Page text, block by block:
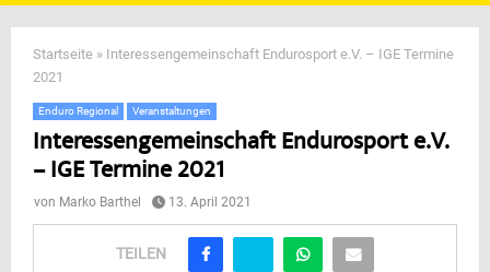
MENU
Startseite » Interessengemeinschaft Endurosport e.V. – IGE Termine
2021
Enduro Regional Veranstaltungen
Interessengemeinschaft Endurosport e.V.
– IGE Termine 2021
von Marko Barthel 13. April 2021
TEILEN